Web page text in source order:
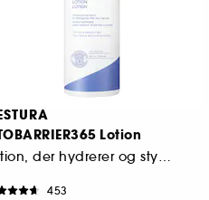
Lotion
453